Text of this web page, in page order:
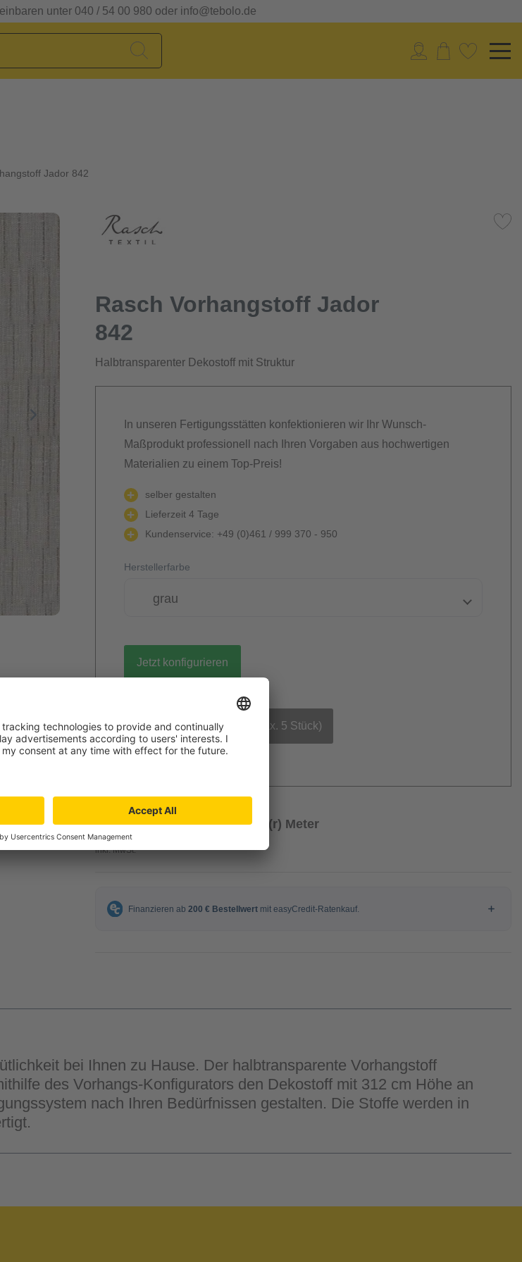
unter 040 / 54 00 980 oder info@tebolo.de
Jador 842
Rasch Vorhangstoff Jador
842
Halbtransparenter Dekostoff mit Struktur
In unseren Fertigungsstätten konfektionieren wir Ihr Wunsch-
Maßprodukt professionell nach Ihren Vorgaben aus hochwertigen
Materialien zu einem Top-Preis!
selber gestalten
Lieferzeit 4 Tage
Kundenservice: +49 (0)461 / 999 370 - 950
Herstellerfarbe
grau
Jetzt konfigurieren
gratis Muster bestellen (max. 5 Stück)
ab94,00 € / Laufende(r) Meter
inkl. MwSt.
bei Ihnen zu Hause. Der halbtransparente Vorhangstoff
des Vorhangs-Konfigurators den Dekostoff mit 312 cm Höhe an
nach Ihren Bedürfnissen gestalten. Die Stoffe werden in